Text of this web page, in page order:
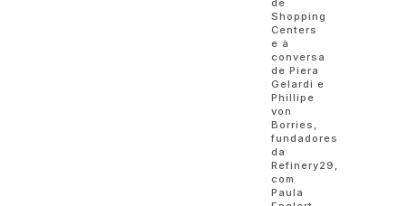
de
Shopping
Centers
e à
conversa
de Piera
Gelardi e
Phillipe
von
Borries,
fundadores
da
Refinery29,
com
Paula